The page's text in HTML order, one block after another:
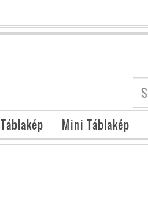
Táblakép Mini Táblakép